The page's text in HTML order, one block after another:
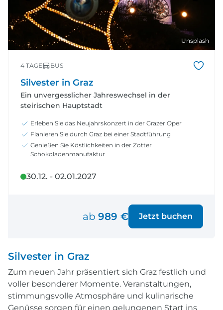
Unsplash
4 TAGE BUS
Silvester in Graz
Ein unvergesslicher Jahreswechsel in der
steirischen Hauptstadt
Erleben Sie das Neujahrskonzert in der Grazer Oper
Flanieren Sie durch Graz bei einer Stadtführung
Genießen Sie Köstlichkeiten in der Zotter
Schokoladenmanufaktur
30.12. - 02.01.2027
ab 989 € Jetzt buchen
Silvester in Graz
Zum neuen Jahr präsentiert sich Graz festlich und
voller besonderer Momente. Veranstaltungen,
stimmungsvolle Atmosphäre und kulinarische
Genüsse sorgen für einen gelungenen Start ins